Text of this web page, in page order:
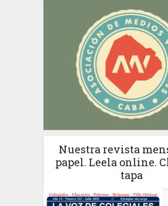
Nuestra revista
papel. Leela online.
tapa